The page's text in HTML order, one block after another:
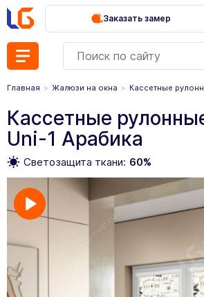
Заказать замер
Главная Жалюзи на окна Кассетные
Кассетные
Uni-1 Арабика
Светозащита ткани: 60%